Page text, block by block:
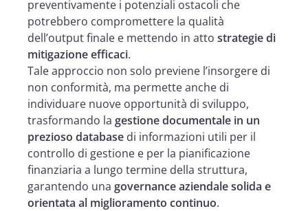
preventivamente i potenziali ostacoli che
potrebbero compromettere la qualità
dell’output finale e mettendo in atto strategie di
mitigazione efficaci.
Tale approccio non solo previene l’insorgere di
non conformità, ma permette anche di
individuare nuove opportunità di sviluppo,
trasformando la gestione documentale in un
prezioso database di informazioni utili per il
controllo di gestione e per la pianificazione
finanziaria a lungo termine della struttura,
garantendo una governance aziendale solida e
orientata al miglioramento continuo.